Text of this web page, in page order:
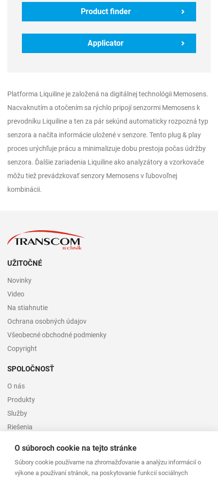
Product finder
Applicator
Platforma Liquiline je založená na digitálnej technológii Memosens.
Nacvaknutím a otočením sa rýchlo pripojí senzormi Memosens k
prevodníku Liquiline a ten za pár sekúnd automaticky rozpozná typ
senzora a načíta informácie uložené v senzore. Tento plug & play
proces urýchľuje prácu a minimalizuje dobu prestoja počas údržby
senzora. Ďalšie zariadenia Liquiline ako analyzátory a vzorkovače
môžu tiež prevádzkovať senzory Memosens v ľubovoľnej
kombinácii.
UŽITOČNÉ
Novinky
Video
Na stiahnutie
Ochrana osobných údajov
Všeobecné obchodné podmienky
Copyright
SPOLOČNOSŤ
O nás
Produkty
Služby
Riešenia
ADRESA
O súboroch cookie na tejto stránke
Súbory cookie používame na zhromažďovanie a analýzu informácií o
výkone a používaní stránok, na poskytovanie funkcií sociálnych